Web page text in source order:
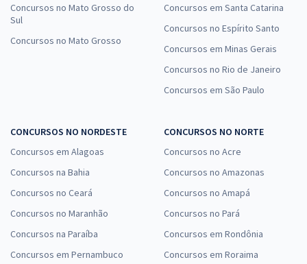
Concursos no Mato Grosso do
Sul
Concursos no Mato Grosso
Concursos em Santa Catarina
Concursos no Espírito Santo
Concursos em Minas Gerais
Concursos no Rio de Janeiro
Concursos em São Paulo
CONCURSOS NO NORDESTE
Concursos em Alagoas
Concursos na Bahia
Concursos no Ceará
Concursos no Maranhão
Concursos na Paraíba
Concursos em Pernambuco
CONCURSOS NO NORTE
Concursos no Acre
Concursos no Amazonas
Concursos no Amapá
Concursos no Pará
Concursos em Rondônia
Concursos em Roraima